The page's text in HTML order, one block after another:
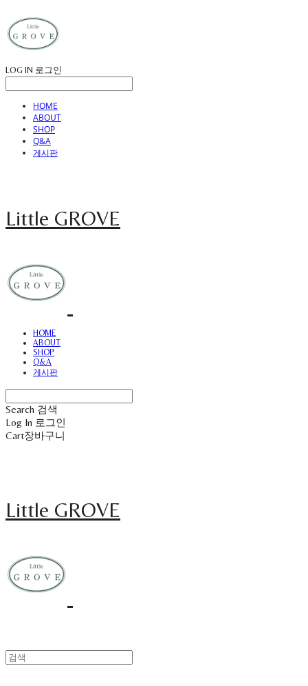
LOG IN 로그인
HOME
ABOUT
SHOP
Q&A
게시판
Little GROVE
HOME
ABOUT
SHOP
Q&A
게시판
Search 검색
Log In 로그인
Cart장바구니
Little GROVE